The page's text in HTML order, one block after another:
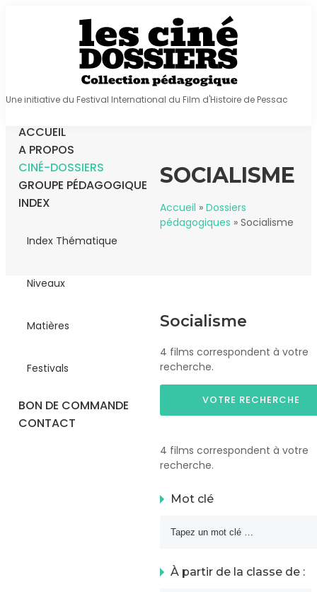
Une initiative du Festival International du Film d'Histoire de Pessac
ACCUEIL
A PROPOS
CINÉ-DOSSIERS
GROUPE PÉDAGOGIQUE
INDEX
Index Thématique
Niveaux
Matières
Festivals
BON DE COMMANDE
CONTACT
SOCIALISME
Accueil » Dossiers
pédagogiques » Socialisme
Socialisme
4 films correspondent à votre
recherche.
VOTRE RECHERCHE
4 films correspondent à votre
recherche.
Mot clé
À partir de la classe de :